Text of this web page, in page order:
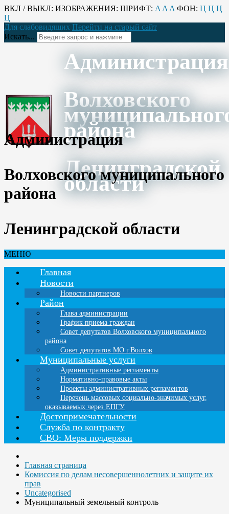
ВКЛ / ВЫКЛ: ИЗОБРАЖЕНИЯ: ШРИФТ: A A A ФОН: Ц Ц Ц
Ц
Для слабовидящих Перейти на старый сайт
Искать...
Администрация
Волховского
района
Ленинградской
области
Администрация
Волховского муниципального
района
Ленинградской области
МЕНЮ
Главная
Новости
Новости партнеров
Район
Глава администрации
График приема граждан
Совет депутатов Волховского муниципального
района
Совет депутатов МО г.Волхов
Муниципальные услуги
Административные регламенты
Нормативно-правовые акты
Проекты административных регламентов
Перечень массовых социально-значимых услуг,
оказываемых через ЕПГУ
Достопримечательности
Служба по контракту
СВО: Меры поддержки
Главная страница
Комиссия по делам несовершеннолетних и защите их
прав
Uncategorised
Муниципальный земельный контроль